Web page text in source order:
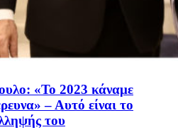
«Το 2023 κάναμε
– Αυτό είναι το
του